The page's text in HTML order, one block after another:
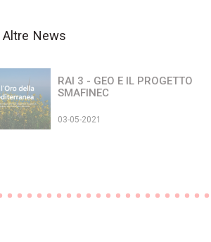
Altre News
RAI 3 - GEO E IL PROGETTO
SMAFINEC
03-05-2021